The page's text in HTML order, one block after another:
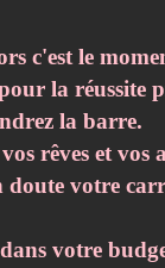
c'est le
la réussite
la barre.
rêves et
votre
votre